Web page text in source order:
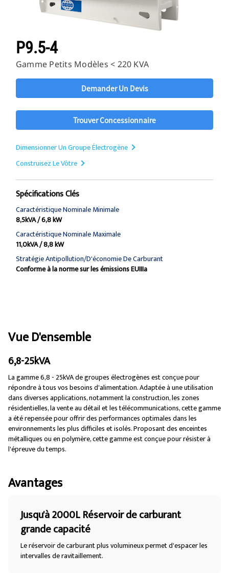
P9.5-4
Gamme Petits Modèles < 220 KVA
Demander Un Devis
Trouver Concessionnaire
Dimensionner Un Groupe Électrogène
Construisez Le Vôtre
Spécifications Clés
Caractéristique Nominale Minimale
8,5kVA / 6,8 kW
Caractéristique Nominale Maximale
11,0kVA / 8,8 kW
Stratégie Antipollution/d'économie De Carburant
Conforme à la norme sur les émissions EUIIIa
Vue D'ensemble
6,8-25kVA
La gamme 6,8 - 25kVA de groupes électrogènes est conçue pour
répondre à tous vos besoins d'alimentation. Adaptée à une utilisation
dans diverses applications, notamment la construction, les zones
résidentielles, la vente au détail et les télécommunications, cette gamme
a été repensée pour offrir des performances optimales dans les
environnements les plus difficiles et isolés. Proposant des enceintes
métalliques ou en polymère, cette gamme est conçue pour résister à
l'épreuve du temps.
Avantages
Jusqu'à 2000L Réservoir de carburant
grande capacité
Le réservoir de carburant plus volumineux permet d'espacer les
intervalles de ravitaillement.